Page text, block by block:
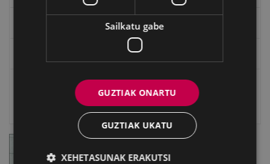
Eibarko Idazlanen Datu-basea
Sailkatu gabe
GUZTIAK ONARTU
GUZTIAK UKATU
XEHETASUNAK ERAKUTSI